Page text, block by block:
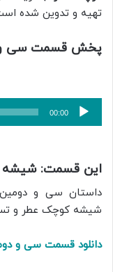
تهیه و تدوین شده
پخش قسمت سی و
پخش‌کننده
صوت
00:00
این قسمت:
داستان سی و
شیشه کوچک عطر و
دانلود قسمت سی و